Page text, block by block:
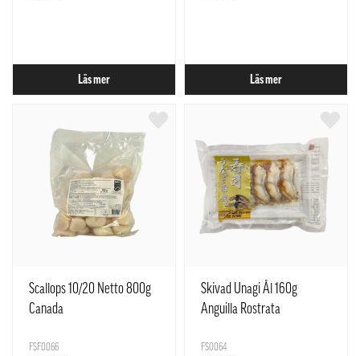
Läs mer Läs mer
Scallops 10/20 Netto 800g
Canada
FSF0066
Skivad Unagi Ål 160g
Anguilla Rostrata
FS0064